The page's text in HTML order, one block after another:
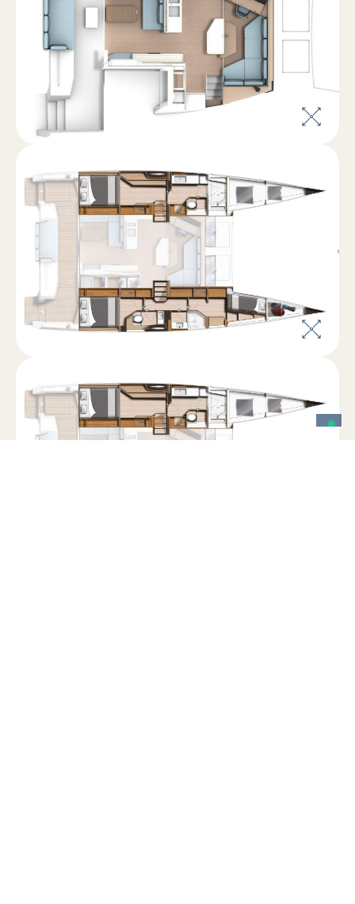
adriaship@adriaship.it
Barche nuove
Barche usate
Charter Mgmt
La rete vendita
Blog
Contatti
Il team
Assicurazione
Darsena San Marco
Charter
Video
Iscriviti alla nostra newsletter
Adria Ship ©2026 | P. Iva e C.F. IT02146300302 | CS 10.200 i.v.